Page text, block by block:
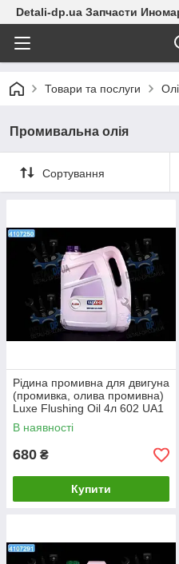
Detali-dp.ua Запчасти
Товари та послуги
Промивальна олія
Сортування
Рідина промивна для двигуна
(промивка, олива промивна)
Luxe Flushing Oil 4л 602 UA1
В наявності
680 ₴
Купити